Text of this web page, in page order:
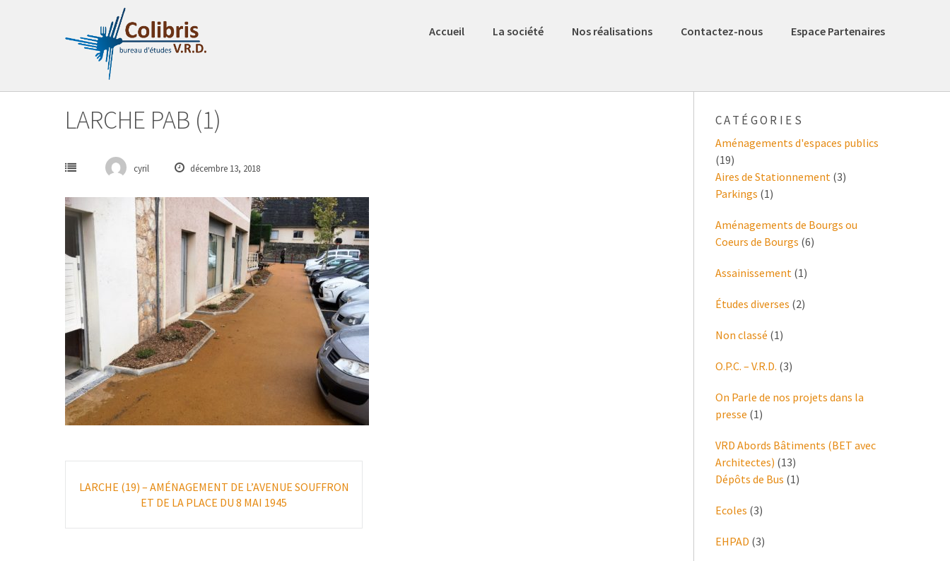
Accueil La société Nos réalisations Contactez-nous Espace Partenaires
LARCHE PAB (1)
cyril décembre 13, 2018
navigation
LARCHE (19) – AMÉNAGEMENT DE L’AVENUE SOUFFRON
ET DE LA PLACE DU 8 MAI 1945
CATÉGORIES
Aménagements d'espaces publics
(19)
Aires de Stationnement (3)
Parkings (1)
Aménagements de Bourgs ou
Coeurs de Bourgs (6)
Assainissement (1)
Études diverses (2)
Non classé (1)
O.P.C. – V.R.D. (3)
On Parle de nos projets dans la
presse (1)
VRD Abords Bâtiments (BET avec
Architectes) (13)
Dépôts de Bus (1)
Ecoles (3)
EHPAD (3)